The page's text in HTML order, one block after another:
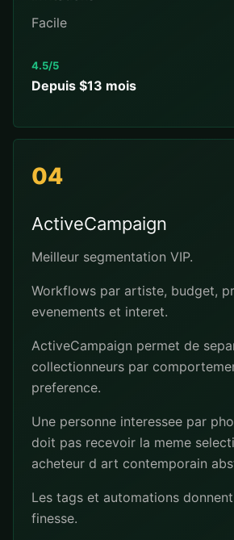
Facile
4.5/5
Depuis $13 mois
04
ActiveCampaign
Meilleur segmentation VIP.
Workflows par artiste, budget,
evenements et interet.
ActiveCampaign permet de
collectionneurs par
preference.
Une personne interessee par
doit pas recevoir la meme
acheteur d art contemporain
Les tags et automations
finesse.